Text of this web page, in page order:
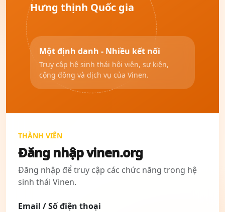
Hưng thịnh Quốc gia
Một định danh - Nhiều kết nối
Truy cập hệ sinh thái hội viên, sự kiện,
cộng đồng và dịch vụ của Vinen.
THÀNH VIÊN
Đăng nhập vinen.org
Đăng nhập để truy cập các chức năng trong hệ
sinh thái Vinen.
Email / Số điện thoại